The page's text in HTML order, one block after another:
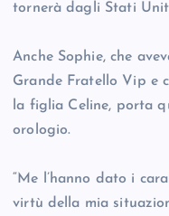
tornerà dagli Stati
Anche Sophie, che
Grande Fratello Vip e
la figlia Celine, porta
orologio.
“Me l’hanno dato i
virtù della mia